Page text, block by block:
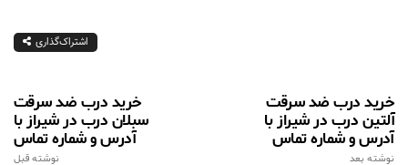
اشتراک‌گذاری
خرید درب ضد سرقت
سبلان درب در شیراز با
آدرس و شماره تماس
نوشته قبل
خرید درب ضد سرقت
آلتین درب در شیراز با
آدرس و شماره تماس
نوشته بعد